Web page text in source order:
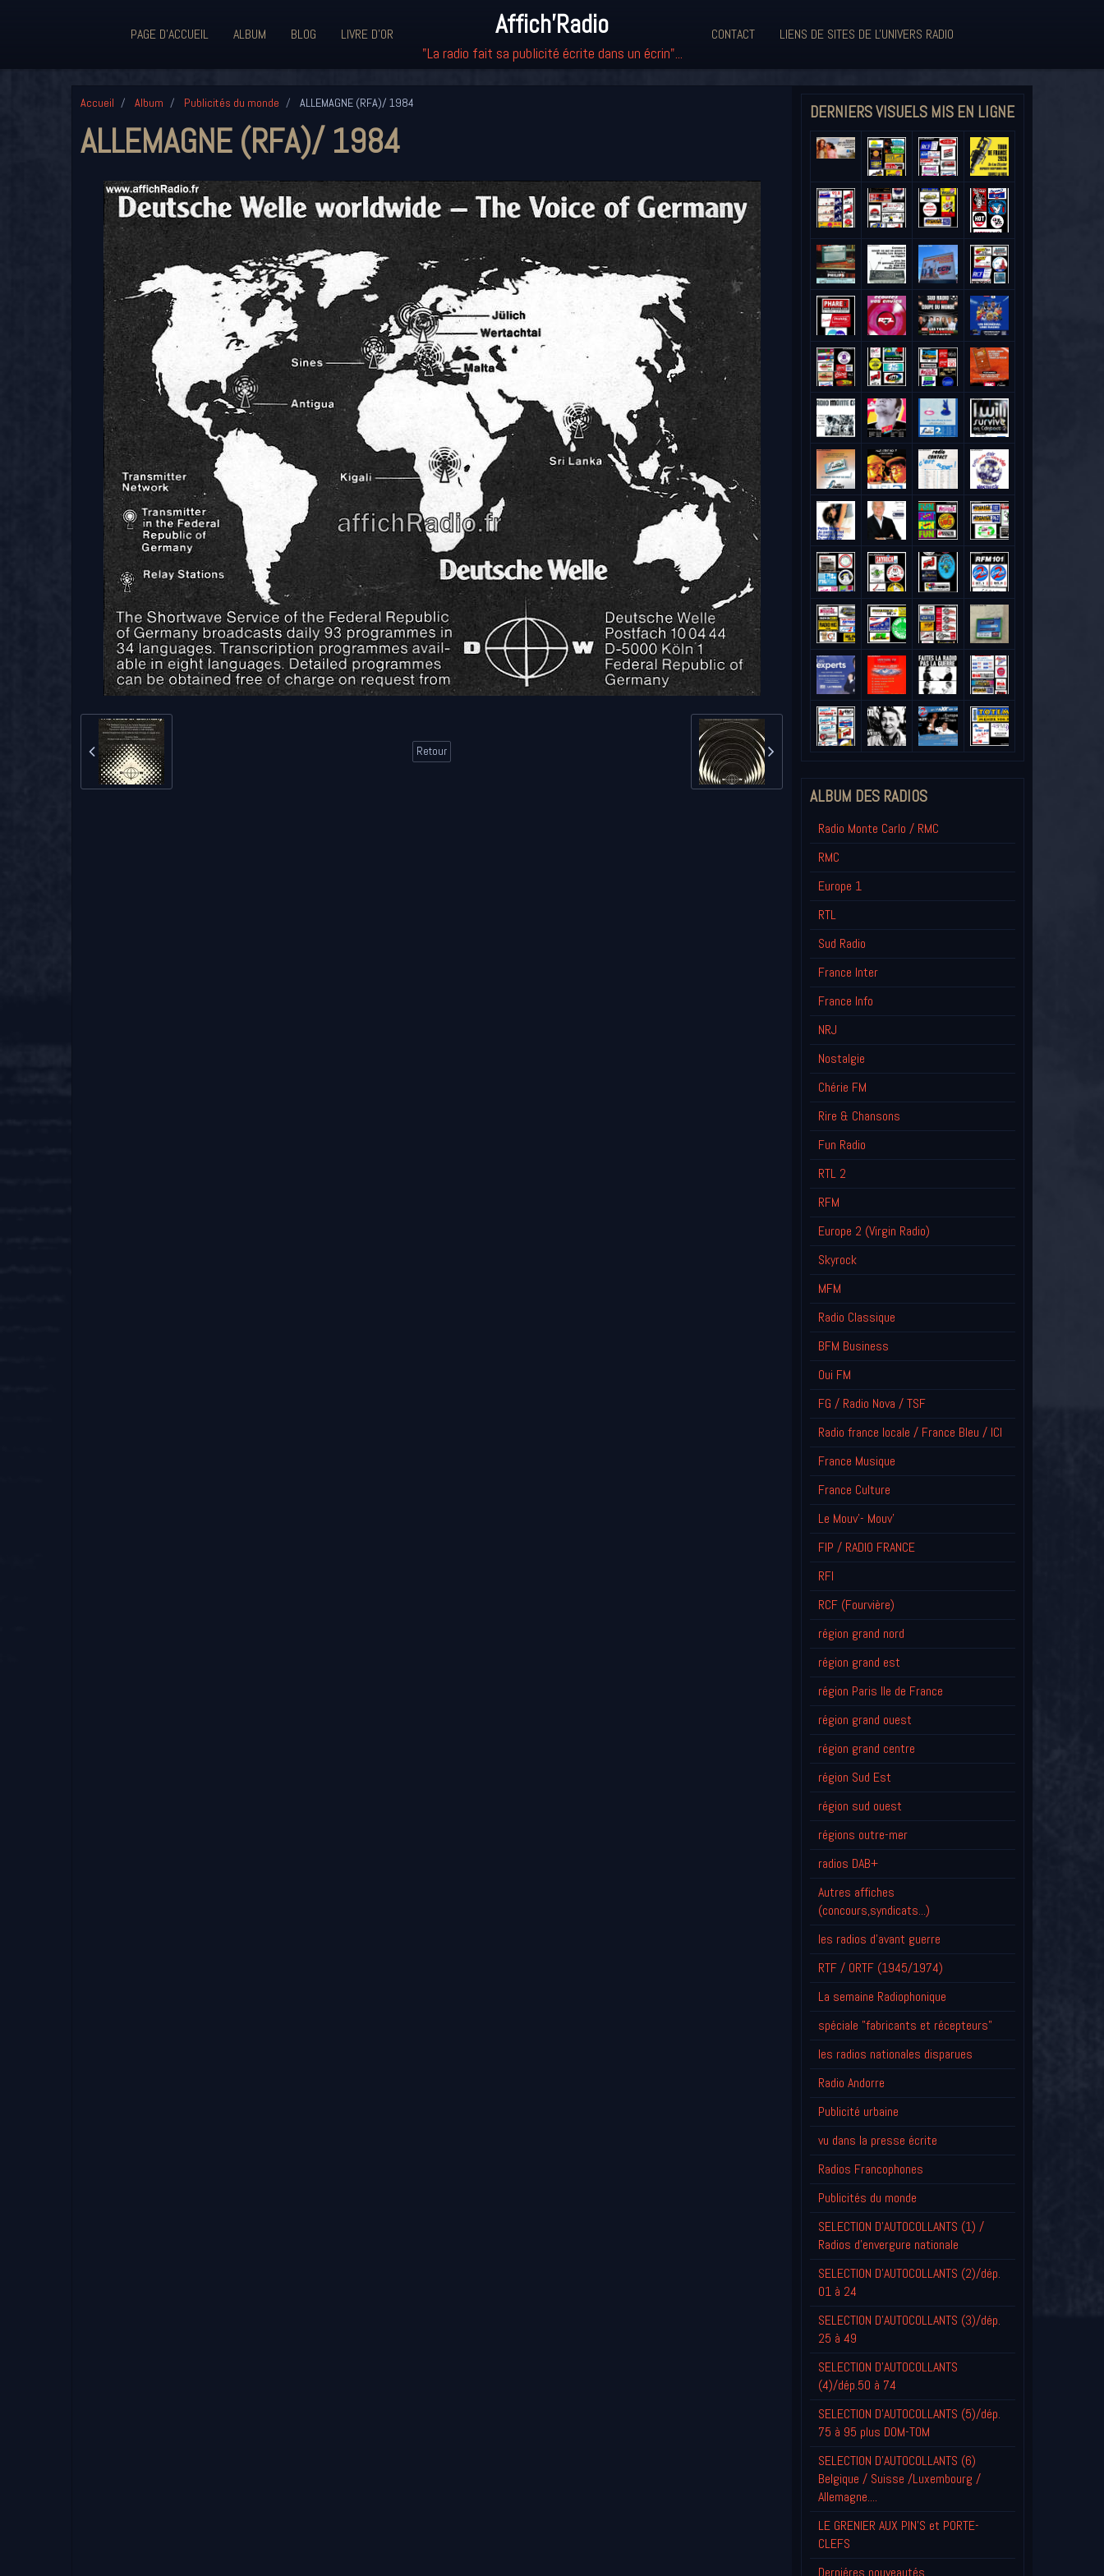
PAGE D'ACCUEIL ALBUM BLOG LIVRE D'OR Affich'Radio
"La radio fait sa publicité écrite dans un écrin"...
CONTACT LIENS DE SITES DE L'UNIVERS RADIO
Accueil Album Publicités du monde ALLEMAGNE (RFA)/ 1984
ALLEMAGNE (RFA)/ 1984
Retour
DERNIERS VISUELS MIS EN LIGNE
ALBUM DES RADIOS
Radio Monte Carlo / RMC
RMC
Europe 1
RTL
Sud Radio
France Inter
France Info
NRJ
Nostalgie
Chérie FM
Rire & Chansons
Fun Radio
RTL 2
RFM
Europe 2 (Virgin Radio)
Skyrock
MFM
Radio Classique
BFM Business
Oui FM
FG / Radio Nova / TSF
Radio france locale / France Bleu / ICI
France Musique
France Culture
Le Mouv'- Mouv'
FIP / RADIO FRANCE
RFI
RCF (Fourvière)
région grand nord
région grand est
région Paris Ile de France
région grand ouest
région grand centre
région Sud Est
région sud ouest
régions outre-mer
radios DAB+
Autres affiches
(concours,syndicats...)
les radios d'avant guerre
RTF / ORTF (1945/1974)
La semaine Radiophonique
spéciale "fabricants et récepteurs"
les radios nationales disparues
Radio Andorre
Publicité urbaine
vu dans la presse écrite
Radios Francophones
Publicités du monde
SELECTION D'AUTOCOLLANTS (1) /
Radios d'envergure nationale
SELECTION D'AUTOCOLLANTS (2)/dép.
01 à 24
SELECTION D'AUTOCOLLANTS (3)/dép.
25 à 49
SELECTION D'AUTOCOLLANTS
(4)/dép.50 à 74
SELECTION D'AUTOCOLLANTS (5)/dép.
75 à 95 plus DOM-TOM
SELECTION D'AUTOCOLLANTS (6)
Belgique / Suisse /Luxembourg /
Allemagne....
LE GRENIER AUX PIN'S et PORTE-
CLEFS
Derniéres nouveautés